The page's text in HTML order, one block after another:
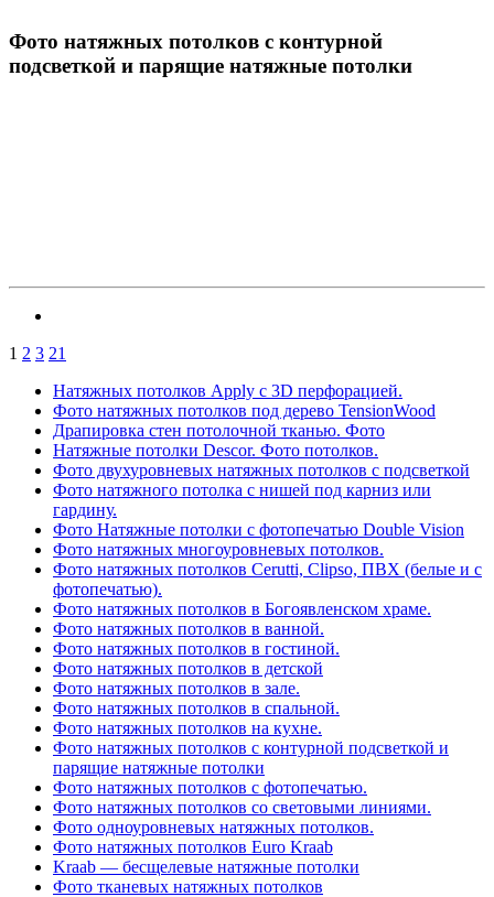
Фото натяжных потолков с контурной
подсветкой и парящие натяжные потолки
1 2 3 21
Натяжных потолков Apply с 3D перфорацией.
Фото натяжных потолков под дерево TensionWood
Драпировка стен потолочной тканью. Фото
Натяжные потолки Descor. Фото потолков.
Фото двухуровневых натяжных потолков с подсветкой
Фото натяжного потолка с нишей под карниз или
гардину.
Фото Натяжные потолки с фотопечатью Double Vision
Фото натяжных многоуровневых потолков.
Фото натяжных потолков Cerutti, Clipso, ПВХ (белые и с
фотопечатью).
Фото натяжных потолков в Богоявленском храме.
Фото натяжных потолков в ванной.
Фото натяжных потолков в гостиной.
Фото натяжных потолков в детской
Фото натяжных потолков в зале.
Фото натяжных потолков в спальной.
Фото натяжных потолков на кухне.
Фото натяжных потолков с контурной подсветкой и
парящие натяжные потолки
Фото натяжных потолков с фотопечатью.
Фото натяжных потолков со световыми линиями.
Фото одноуровневых натяжных потолков.
Фото натяжных потолков Euro Kraab
Kraab — бесщелевые натяжные потолки
Фото тканевых натяжных потолков